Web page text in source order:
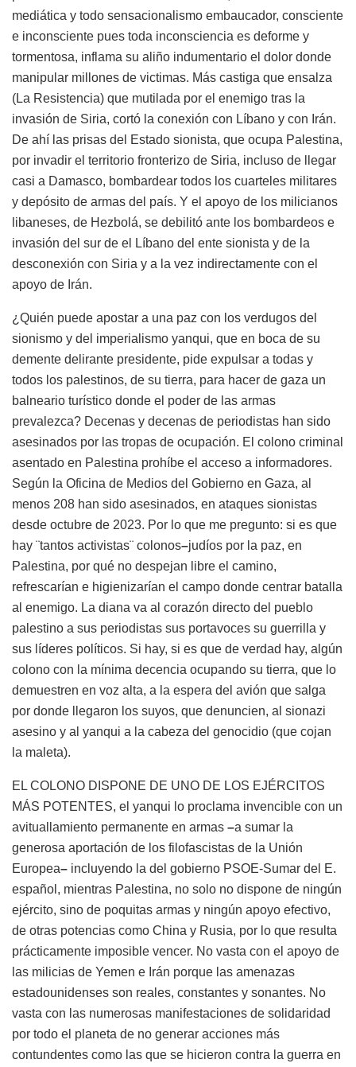
mediática y todo sensacionalismo embaucador, consciente
e inconsciente pues toda inconsciencia es deforme y
tormentosa, inflama su aliño indumentario el dolor donde
manipular millones de victimas. Más castiga que ensalza
(La Resistencia) que mutilada por el enemigo tras la
invasión de Siria, cortó la conexión con Líbano y con Irán.
De ahí las prisas del Estado sionista, que ocupa Palestina,
por invadir el territorio fronterizo de Siria, incluso de llegar
casi a Damasco, bombardear todos los cuarteles militares
y depósito de armas del país. Y el apoyo de los milicianos
libaneses, de Hezbolá, se debilitó ante los bombardeos e
invasión del sur de el Líbano del ente sionista y de la
desconexión con Siria y a la vez indirectamente con el
apoyo de Irán.
¿Quién puede apostar a una paz con los verdugos del
sionismo y del imperialismo yanqui, que en boca de su
demente delirante presidente, pide expulsar a todas y
todos los palestinos, de su tierra, para hacer de gaza un
balneario turístico donde el poder de las armas
prevalezca? Decenas y decenas de periodistas han sido
asesinados por las tropas de ocupación. El colono criminal
asentado en Palestina prohíbe el acceso a informadores.
Según la Oficina de Medios del Gobierno en Gaza, al
menos 208 han sido asesinados, en ataques sionistas
desde octubre de 2023. Por lo que me pregunto: si es que
hay ¨tantos activistas¨ colonos–judíos por la paz, en
Palestina, por qué no despejan libre el camino,
refrescarían e higienizarían el campo donde centrar batalla
al enemigo. La diana va al corazón directo del pueblo
palestino a sus periodistas sus portavoces su guerrilla y
sus líderes políticos. Si hay, si es que de verdad hay, algún
colono con la mínima decencia ocupando su tierra, que lo
demuestren en voz alta, a la espera del avión que salga
por donde llegaron los suyos, que denuncien, al sionazi
asesino y al yanqui a la cabeza del genocidio (que cojan
la maleta).
EL COLONO DISPONE DE UNO DE LOS EJÉRCITOS
MÁS POTENTES, el yanqui lo proclama invencible con un
avituallamiento permanente en armas –a sumar la
generosa aportación de los filofascistas de la Unión
Europea– incluyendo la del gobierno PSOE-Sumar del E.
español, mientras Palestina, no solo no dispone de ningún
ejército, sino de poquitas armas y ningún apoyo efectivo,
de otras potencias como China y Rusia, por lo que resulta
prácticamente imposible vencer. No vasta con el apoyo de
las milicias de Yemen e Irán porque las amenazas
estadounidenses son reales, constantes y sonantes. No
vasta con las numerosas manifestaciones de solidaridad
por todo el planeta de no generar acciones más
contundentes como las que se hicieron contra la guerra en